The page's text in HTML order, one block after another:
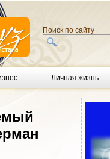
Поиск по сайту
Личная жизнь